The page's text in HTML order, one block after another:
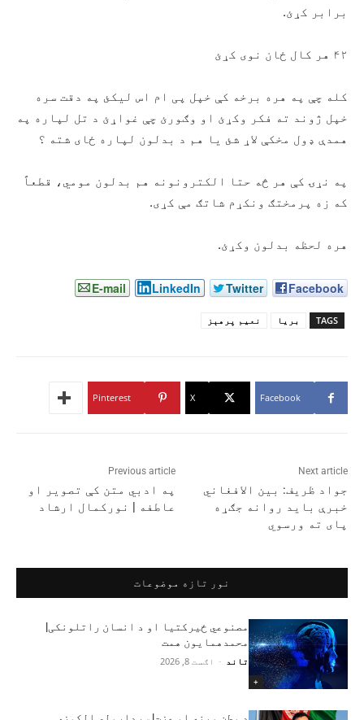
برابر کړئ.
۴۲ هر کال ځان نوی کړئ
کله چې په هره برخه کې خپل پی ام اس لیکئ په دقت سره
خپل ژوند ته فکر وکړئ او وګورئ چې غواړئ د تل لپاره په
همدې ډول مخکې لاړ شئ یا هم د بدلون لپاره ځای شته ؟
په نړۍ کې هر څه حتا الکترونونه هم بدلون مومي، قطعاً
که زه پرمختګ ونکړم شاتګ مې کړی.
هره لحظه بدلون وکړئ.
Facebook
Twitter
LinkedIn
E-mail
TAGS بریا نعیم پرهېز
Facebook
X
Pinterest
Previous article
په ادبي متن کې تصویر او
عاطفه | نورکمال ارشاد
Next article
جواد ظریف: بین الافغاني
خبرې باید روانه جګړه
پای ته ورسوي
نور تازه موضوعات
+
مصنوعي ځیرکتیا او د انسان راتلونکی|
محمدهمایون همت
تاند - اګست 8, 2026